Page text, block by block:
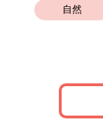
自然